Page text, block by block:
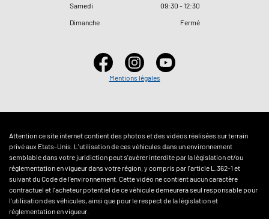
Samedi
09:30 - 12:30
Dimanche
Fermé
Mentions légales
Attention ce site internet contient des photos et des vidéos réalisées sur terrain
privé aux Etats-Unis. L'utilisation de ces véhicules dans un environnement
semblable dans votre juridiction peut s'avérer interdite par la législation et/ou
réglementation en vigueur dans votre région, y compris par l'article L.362-1 et
suivant du Code de l'environnement. Cette vidéo ne contient aucun caractère
contractuel et l'acheteur potentiel de ce véhicule demeurera seul responsable pour
l'utilisation des véhicules, ainsi que pour le respect de la législation et
réglementation en vigueur.